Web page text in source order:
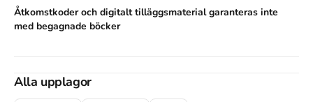
Åtkomstkoder och digitalt tilläggsmaterial garanteras inte
med begagnade böcker
Mer om Lärarens handbok (2018)
Alla upplagor